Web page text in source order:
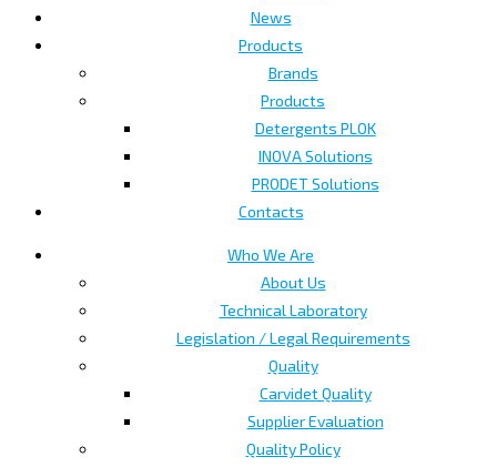
News
Products
Brands
Products
Detergents PLOK
INOVA Solutions
PRODET Solutions
Contacts
Who We Are
About Us
Technical Laboratory
Legislation / Legal Requirements
Quality
Carvidet Quality
Supplier Evaluation
Quality Policy